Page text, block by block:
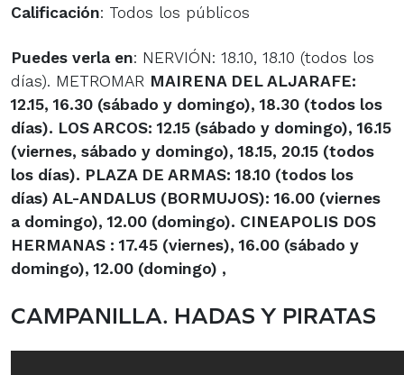
Calificación: Todos los públicos
Puedes verla en: NERVIÓN: 18.10, 18.10 (todos los
días). METROMAR MAIRENA DEL ALJARAFE:
12.15, 16.30 (sábado y domingo), 18.30 (todos los
días). LOS ARCOS: 12.15 (sábado y domingo), 16.15
(viernes, sábado y domingo), 18.15, 20.15 (todos
los días). PLAZA DE ARMAS: 18.10 (todos los
días) AL-ANDALUS (BORMUJOS): 16.00 (viernes
a domingo), 12.00 (domingo). CINEAPOLIS DOS
HERMANAS : 17.45 (viernes), 16.00 (sábado y
domingo), 12.00 (domingo) ,
CAMPANILLA. HADAS Y PIRATAS